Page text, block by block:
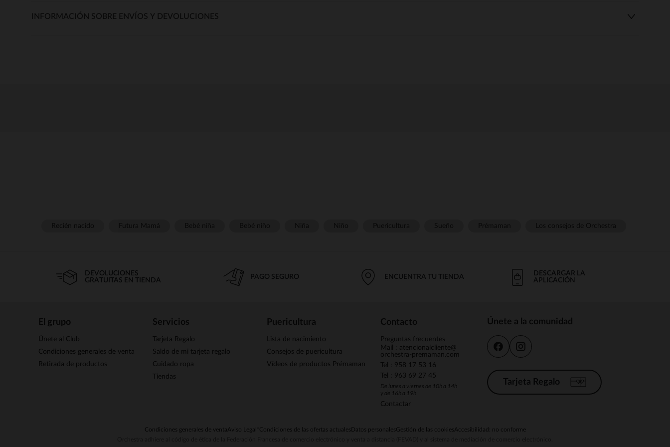
INFORMACIÓN SOBRE ENVÍOS Y DEVOLUCIONES
DEVOLUCIONES
GRATUITAS EN TIENDA
PAGO SEGURO ENCUENTRA TU TIENDA
DESCARGAR LA
APLICACIÓN
El grupo
Únete al Club
Condiciones generales de venta
Retirada de productos
Servicios
Tarjeta Regalo
Saldo de mi tarjeta regalo
Cuidado ropa
Tiendas
Puericultura
Lista de nacimiento
Consejos de puericultura
Vídeos de productos Prémaman
Contacto
Preguntas frecuentes
Mail : atencionalcliente@
orchestra-premaman.com
Tel : 958 17 53 16
Tel : 963 69 27 45
De lunes a viernes de 10h a 14h
y de 16h a 19h
Contactar
Únete a la comunidad
Tarjeta Regalo
Condiciones generales de ventaAviso Legal *Condiciones de las ofertas actuales Datos personalesGestión de las cookiesAccesibilidad: no conforme